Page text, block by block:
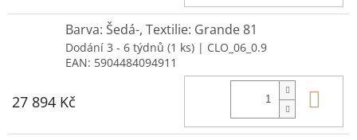
Barva: Šedá-, Textilie: Grande 81
Dodání 3 - 6 týdnů (1 ks) | CLO_06_0.9
EAN: 5904484094911
27 894 Kč